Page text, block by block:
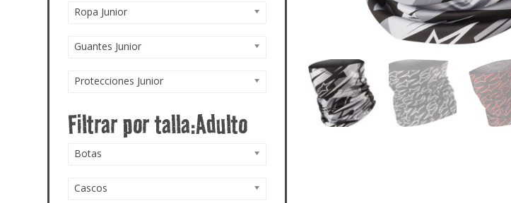
Ropa Junior
Guantes Junior
Protecciones Junior
Botas
Cascos